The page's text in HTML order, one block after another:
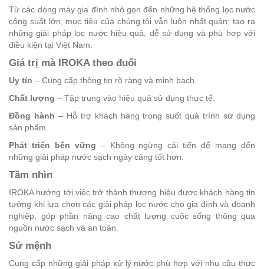
Từ các dòng máy gia đình nhỏ gọn đến những hệ thống lọc nước
công suất lớn, mục tiêu của chúng tôi vẫn luôn nhất quán: tạo ra
những giải pháp lọc nước hiệu quả, dễ sử dụng và phù hợp với
điều kiện tại Việt Nam.
Giá trị mà IROKA theo đuổi
Uy tín – Cung cấp thông tin rõ ràng và minh bạch.
Chất lượng – Tập trung vào hiệu quả sử dụng thực tế.
Đồng hành – Hỗ trợ khách hàng trong suốt quá trình sử dụng
sản phẩm.
Phát triển bền vững – Không ngừng cải tiến để mang đến
những giải pháp nước sạch ngày càng tốt hơn.
Tầm nhìn
IROKA hướng tới việc trở thành thương hiệu được khách hàng tin
tưởng khi lựa chọn các giải pháp lọc nước cho gia đình và doanh
nghiệp, góp phần nâng cao chất lượng cuộc sống thông qua
nguồn nước sạch và an toàn.
Sứ mệnh
Cung cấp những giải pháp xử lý nước phù hợp với nhu cầu thực